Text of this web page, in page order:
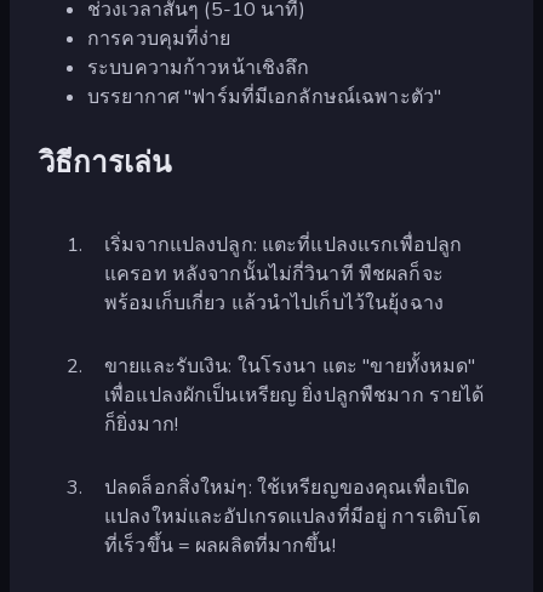
ช่วงเวลาสั้นๆ (5-10 นาที)
การควบคุมที่ง่าย
ระบบความก้าวหน้าเชิงลึก
บรรยากาศ "ฟาร์มที่มีเอกลักษณ์เฉพาะตัว"
วิธีการเล่น
เริ่มจากแปลงปลูก: แตะที่แปลงแรกเพื่อปลูก
แครอท หลังจากนั้นไม่กี่วินาที พืชผลก็จะ
พร้อมเก็บเกี่ยว แล้วนำไปเก็บไว้ในยุ้งฉาง
ขายและรับเงิน: ในโรงนา แตะ "ขายทั้งหมด"
เพื่อแปลงผักเป็นเหรียญ ยิ่งปลูกพืชมาก รายได้
ก็ยิ่งมาก!
ปลดล็อกสิ่งใหม่ๆ: ใช้เหรียญของคุณเพื่อเปิด
แปลงใหม่และอัปเกรดแปลงที่มีอยู่ การเติบโต
ที่เร็วขึ้น = ผลผลิตที่มากขึ้น!